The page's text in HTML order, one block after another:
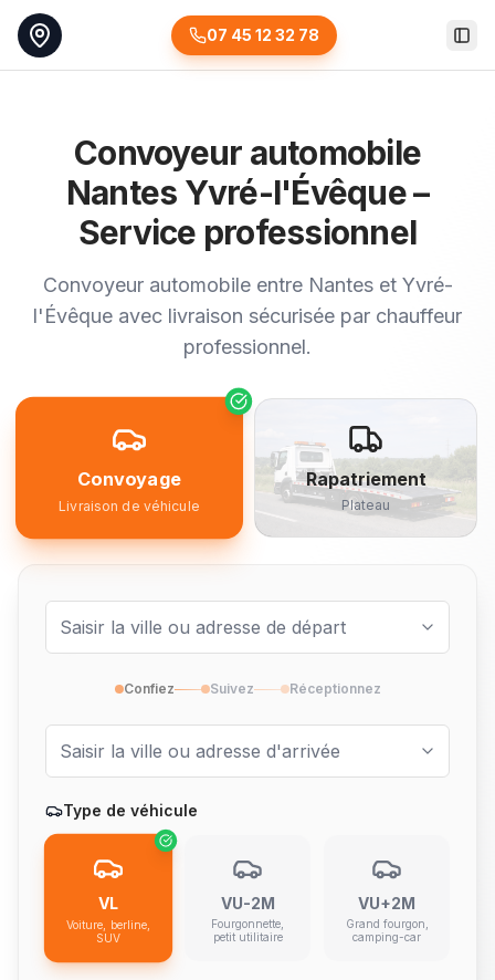
07 45 12 32 78
Convoyeur automobile
Nantes Yvré-l'Évêque –
Service professionnel
Convoyeur automobile entre Nantes et Yvré-
l'Évêque avec livraison sécurisée par chauffeur
professionnel.
Convoyage
Livraison de véhicule
Rapatriement
Plateau
Confiez Suivez Réceptionnez
Type de véhicule
VL
Voiture, berline,
SUV
VU-2M
Fourgonnette,
petit utilitaire
VU+2M
Grand fourgon,
camping-car